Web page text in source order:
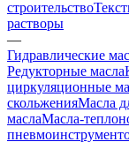
строительство
растворы
—
Гидравлические
Редукторные масла
циркуляционные
скольженияМасла
маслаМасла-